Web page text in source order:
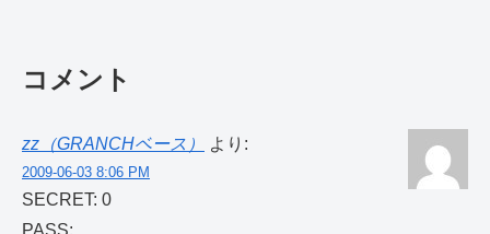
コメント
zz（GRANCHベース） より:
2009-06-03 8:06 PM
SECRET: 0